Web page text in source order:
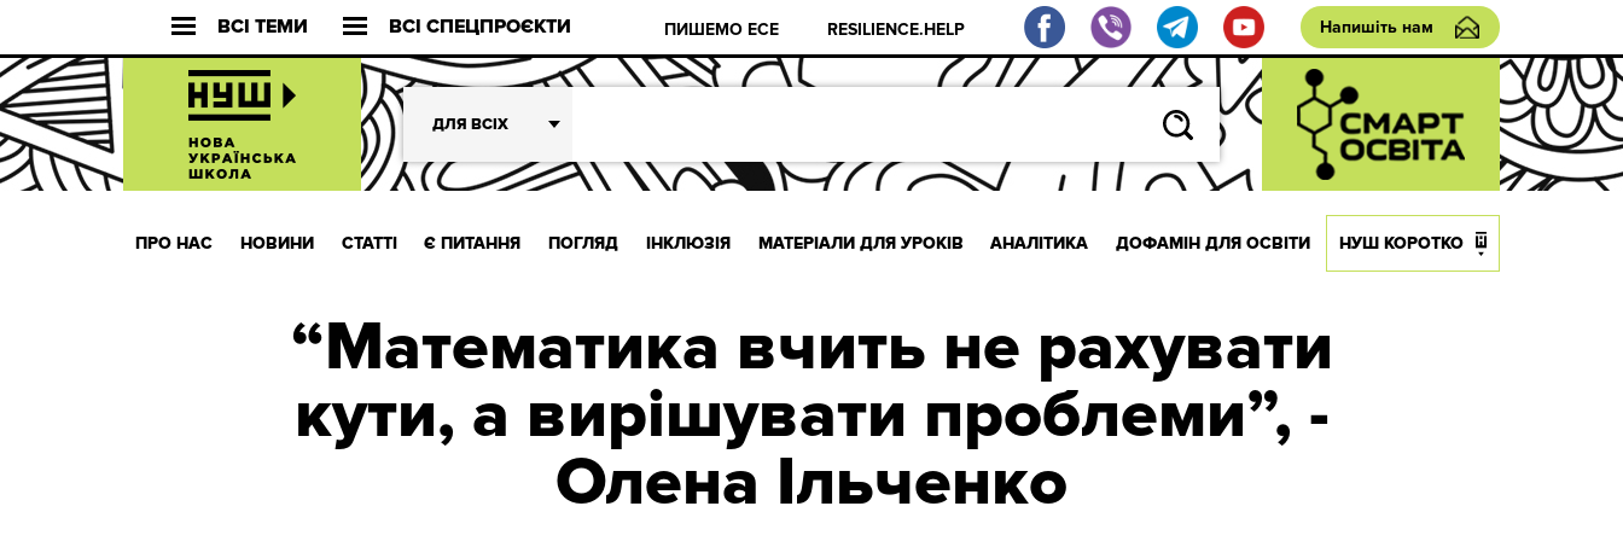
ВСІ ТЕМИ ВСІ СПЕЦПРОЄКТИ ПИШЕМО ЕСЕ RESILIENCE.HELP Напишіть нам
ДЛЯ ВСІХ
ПРО НАС НОВИНИ СТАТТІ Є ПИТАННЯ ПОГЛЯД ІНКЛЮЗІЯ МАТЕРІАЛИ ДЛЯ УРОКІВ АНАЛІТИКА ДОФАМІН ДЛЯ ОСВІТИ НУШ КОРОТКО
“Математика вчить не рахувати
кути, а вирішувати проблеми”, -
Олена Ільченко